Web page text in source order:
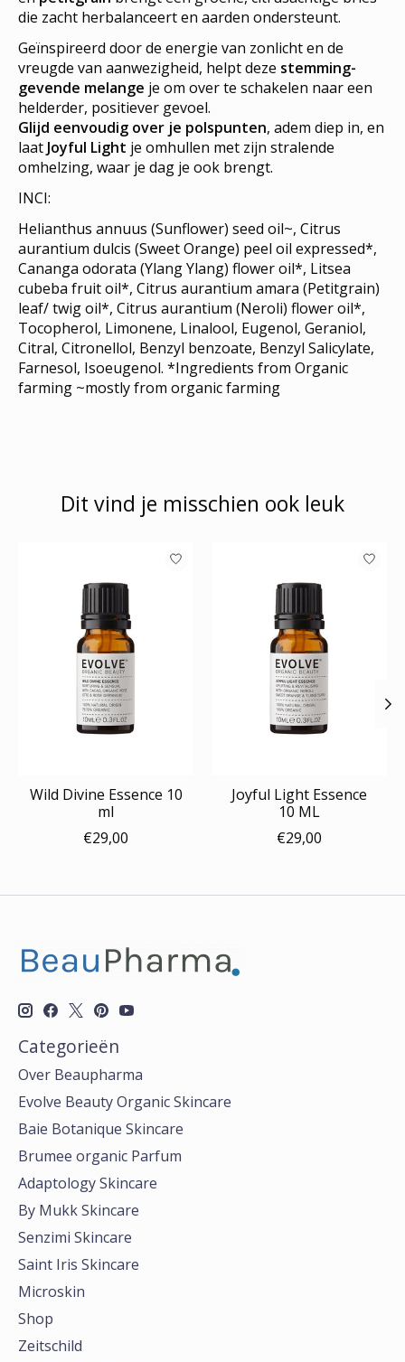
die zacht herbalanceert en aarden ondersteunt.
Geïnspireerd door de energie van zonlicht en de
vreugde van aanwezigheid, helpt deze stemming-
gevende melange je om over te schakelen naar een
helderder, positiever gevoel.
Glijd eenvoudig over je polspunten, adem diep in, en
laat Joyful Light je omhullen met zijn stralende
omhelzing, waar je dag je ook brengt.
INCI:
Helianthus annuus (Sunflower) seed oil~, Citrus
aurantium dulcis (Sweet Orange) peel oil expressed*,
Cananga odorata (Ylang Ylang) flower oil*, Litsea
cubeba fruit oil*, Citrus aurantium amara (Petitgrain)
leaf/ twig oil*, Citrus aurantium (Neroli) flower oil*,
Tocopherol, Limonene, Linalool, Eugenol, Geraniol,
Citral, Citronellol, Benzyl benzoate, Benzyl Salicylate,
Farnesol, Isoeugenol. *Ingredients from Organic
farming ~mostly from organic farming
Dit vind je misschien ook leuk
Items van productcarrousel
Wild Divine Essence 10
ml
€29,00
Joyful Light Essence
10 ML
€29,00
Categorieën
Over Beaupharma
Evolve Beauty Organic Skincare
Baie Botanique Skincare
Brumee organic Parfum
Adaptology Skincare
By Mukk Skincare
Senzimi Skincare
Saint Iris Skincare
Microskin
Shop
Zeitschild